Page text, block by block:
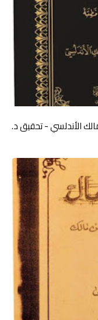
الأندلسي - تحقيق د.